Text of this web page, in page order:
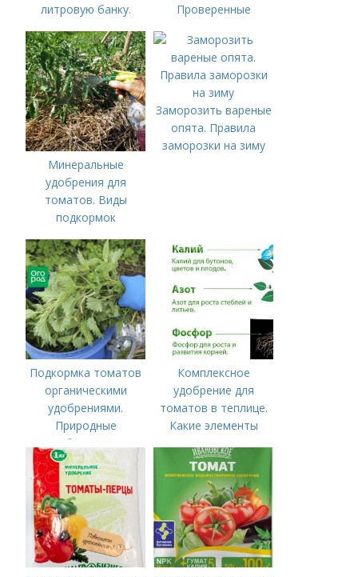
литровую банку.
3-х литровых банках
на зиму без уксуса
Проверенные
минеральные
удобрения
Минеральные
удобрения для
томатов. Виды
подкормок
Заморозить вареные
опята. Правила
заморозки на зиму
Подкормка томатов
органическими
удобрениями.
Природные
удобрения для
подкормки "по листу"
Комплексное
удобрение для
томатов в теплице.
Какие элементы
особенности их
внесения